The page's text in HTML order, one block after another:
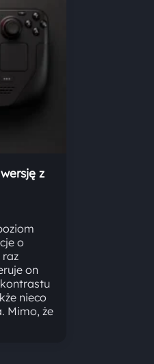
z
o
raz
on
nieco
Mimo, że